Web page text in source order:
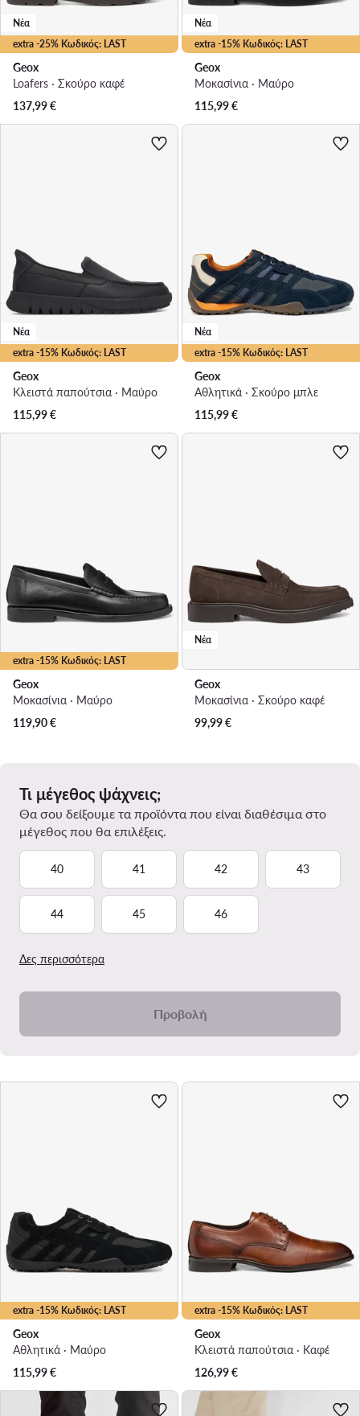
extra -25% Κωδικός: LAST
Νέα
Geox
Loafers · Σκούρο καφέ
137,99€
extra -15% Κωδικός: LAST
Νέα
Geox
Μοκασίνια · Μαύρο
115,99€
extra -15% Κωδικός: LAST
Νέα
Geox
Κλειστά παπούτσια · Μαύρο
115,99€
extra -15% Κωδικός: LAST
Νέα
Geox
Αθλητικά · Σκούρο μπλε
115,99€
extra -15% Κωδικός: LAST
Geox
Μοκασίνια · Μαύρο
119,90€
Νέα
Geox
Μοκασίνια · Σκούρο καφέ
99,99€
Τι μέγεθος ψάχνεις;
Θα σου δείξουμε τα προϊόντα που είναι διαθέσιμα στο
μέγεθος που θα επιλέξεις.
40 41 42 43
44 45 46
Δες περισσότερα
Προβολή
extra -15% Κωδικός: LAST
Geox
Αθλητικά · Μαύρο
115,99€
extra -15% Κωδικός: LAST
Geox
Κλειστά παπούτσια · Καφέ
126,99€